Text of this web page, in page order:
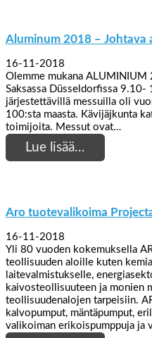
Aluminum 2018 – Johtava
16-11-2018
Olemme mukana ALUMINIUM
Saksassa Düsseldorfissa
järjestettävillä messuilla oli
100:sta maasta. Kävijäjkunta
toimijoita. Messut ovat…
Lue lisää…
Aro tuotevalikoima
16-11-2018
Yli 80 vuoden kokemuksella
teollisuuden aloille kuten
laitevalmistukselle,
kaivosteollisuuteen ja monien
teollisuudenalojen tarpeisiin.
kalvopumput, mäntäpumput,
valikoiman erikoispumppuja